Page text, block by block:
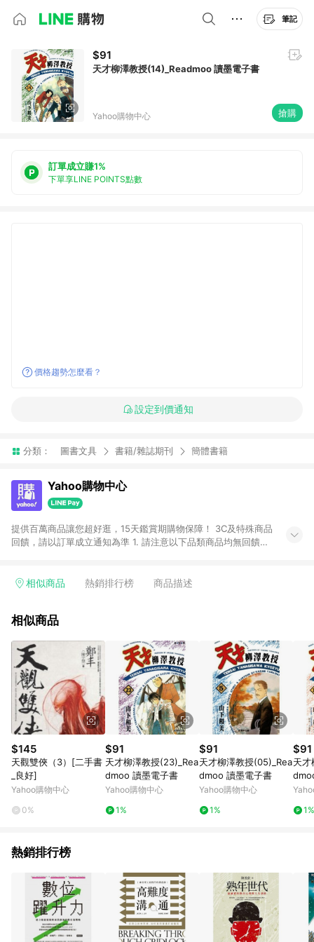
筆記
$91
天才柳澤教授(14)_Readmoo 讀墨電子書
Yahoo購物中心 搶購
訂單成立賺1%
下單享LINE POINTS點數
價格趨勢怎麼看？
設定到價通知
分類： 圖書文具 書籍/雜誌期刊 簡體書籍
Yahoo購物中心
提供百萬商品讓您超好逛，15天鑑賞期購物保障！ 3C及特殊商品
回饋，請以訂單成立通知為準 1. 請注意以下品類商品均無回饋：
電玩/遊戲/相機/單眼/鏡頭/拍立得 [2024/6/1起適用] -內接硬
的購回饋活動享Yahoo超贈點回饋者 - 購物中心商店之商品：商
3. 訂單回饋金額將扣除運費/購物金/超贈點/福利金/紅利折抵/折
價券等虛擬貨幣折抵 4. 大宗採購或批發轉賣不具回饋資格： 如
有相關事證認定您為大宗採購、批發轉賣而非最終消費使用者，
相關認定以Yahoo購物中心之認定為準
相似商品 熱銷排行榜 商品描述
相似商品
$145
天觀雙俠（3）[二手書
_良好]
Yahoo購物中心
0%
$91
天才柳澤教授(23)_Rea
dmoo 讀墨電子書
Yahoo購物中心
1%
$91
天才柳澤教授(05)_Rea
dmoo 讀墨電子書
Yahoo購物中心
1%
$91
天才
1%
熱銷排行榜